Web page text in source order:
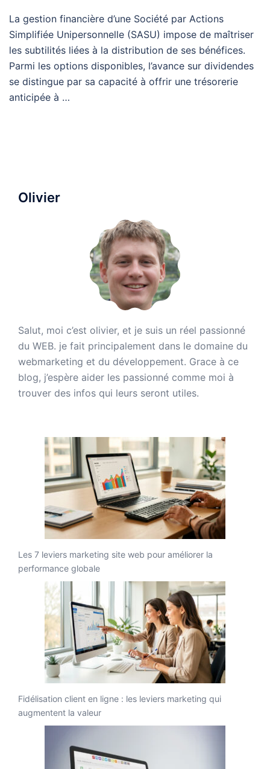
La gestion financière d’une Société par Actions
Simplifiée Unipersonnelle (SASU) impose de maîtriser
les subtilités liées à la distribution de ses bénéfices.
Parmi les options disponibles, l’avance sur dividendes
se distingue par sa capacité à offrir une trésorerie
anticipée à …
Olivier
Salut, moi c’est olivier, et je suis un réel passionné
du WEB. je fait principalement dans le domaine du
webmarketing et du développement. Grace à ce
blog, j’espère aider les passionné comme moi à
trouver des infos qui leurs seront utiles.
Les 7 leviers marketing site web pour améliorer la
performance globale
Fidélisation client en ligne : les leviers marketing qui
augmentent la valeur